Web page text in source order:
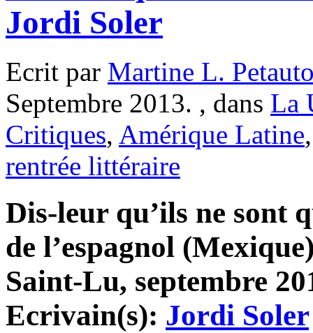
Jordi Soler
Ecrit par Martine L.
Septembre 2013. , dans La
Critiques, Amérique Latine
rentrée littéraire
Dis-leur qu’ils ne sont
de l’espagnol
Saint-Lu, septembre
Ecrivain(s): Jordi Soler